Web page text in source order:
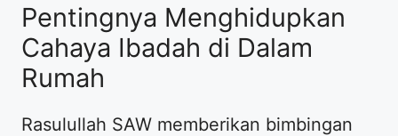
Pentingnya Menghidupkan
Cahaya Ibadah di Dalam
Rumah
Rasulullah SAW memberikan bimbingan